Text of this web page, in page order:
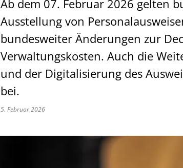
Ab dem 07. Februar 2026 gelten
Ausstellung von
bundesweiter Änderungen zur
Verwaltungskosten. Auch die
und der Digitalisierung des
bei.
5. Februar 2026